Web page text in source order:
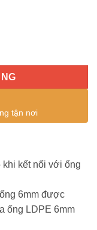
tưới 6mm. số lượng
tận nơi
kết nối với ống
6mm được
ống LDPE 6mm